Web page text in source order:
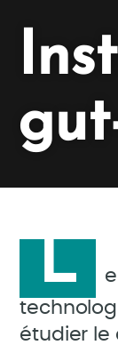
L
étudier le